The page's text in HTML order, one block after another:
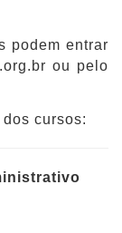
podem entrar
ou pelo
cursos: